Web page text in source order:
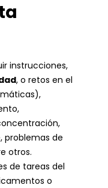
instrucciones,
, o retos en el
problemas de
otros.
de tareas del
o